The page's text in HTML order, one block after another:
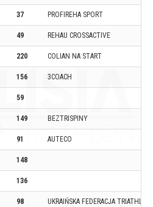
37 PROFIREHA SPORT
49 REHAU CROSSACTIVE
220 COLIAN NA START
156 3COACH
59
149 BEZTRISPINY
91 AUTECO
148
136
98 UKRAIŃSKA FEDERACJA